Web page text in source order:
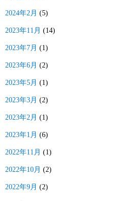
2024年2月 (5)
2023年11月 (14)
2023年7月 (1)
2023年6月 (2)
2023年5月 (1)
2023年3月 (2)
2023年2月 (1)
2023年1月 (6)
2022年11月 (1)
2022年10月 (2)
2022年9月 (2)